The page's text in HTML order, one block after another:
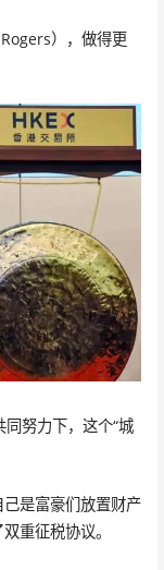
），做得更
努力下，这个“城
是富豪们放置财产
重征税协议。